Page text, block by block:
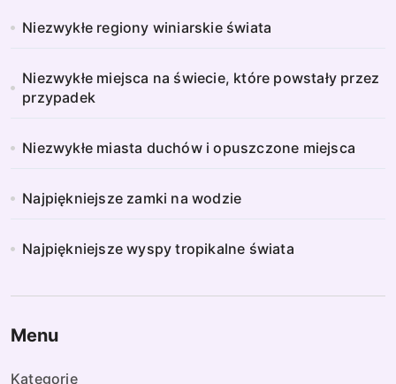
Niezwykłe regiony winiarskie świata
Niezwykłe miejsca na świecie, które powstały przez
przypadek
Niezwykłe miasta duchów i opuszczone miejsca
Najpiękniejsze zamki na wodzie
Najpiękniejsze wyspy tropikalne świata
Menu
Kategorie